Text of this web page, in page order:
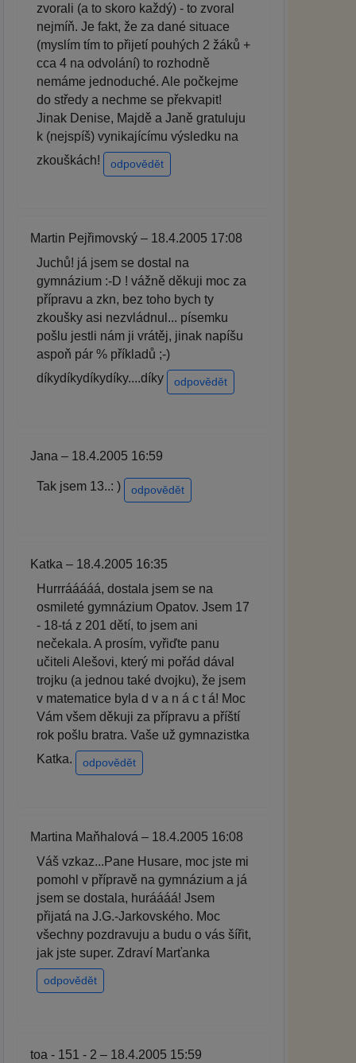
zvorali (a to skoro každý) - to zvoral
nejmíň. Je fakt, že za dané situace
(myslím tím to přijetí pouhých 2 žáků +
cca 4 na odvolání) to rozhodně
nemáme jednoduché. Ale počkejme
do středy a nechme se překvapit!
Jinak Denise, Majdě a Janě gratuluju
k (nejspíš) vynikajícímu výsledku na
zkouškách!
odpovědět
Martin Pejřimovský – 18.4.2005 17:08
Juchů! já jsem se dostal na
gymnázium :-D ! vážně děkuji moc za
přípravu a zkn, bez toho bych ty
zkoušky asi nezvládnul... písemku
pošlu jestli nám ji vrátěj, jinak napíšu
aspoň pár % příkladů ;-)
díkydíkydíkydíky....díky
odpovědět
Jana – 18.4.2005 16:59
Tak jsem 13..: ) odpovědět
Katka – 18.4.2005 16:35
Hurrrááááá, dostala jsem se na
osmileté gymnázium Opatov. Jsem 17
- 18-tá z 201 dětí, to jsem ani
nečekala. A prosím, vyřiďte panu
učiteli Alešovi, který mi pořád dával
trojku (a jednou také dvojku), že jsem
v matematice byla d v a n á c t á! Moc
Vám všem děkuji za přípravu a příští
rok pošlu bratra. Vaše už gymnazistka
Katka.
odpovědět
Martina Maňhalová – 18.4.2005 16:08
Váš vzkaz...Pane Husare, moc jste mi
pomohl v přípravě na gymnázium a já
jsem se dostala, huráááá! Jsem
přijatá na J.G.-Jarkovského. Moc
všechny pozdravuju a budu o vás šířit,
jak jste super. Zdraví Marťanka
odpovědět
toa - 151 - 2 – 18.4.2005 15:59